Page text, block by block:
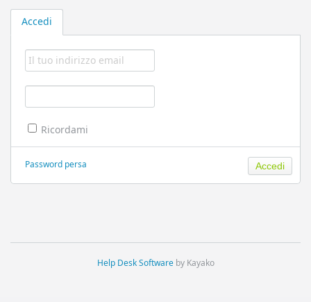
Accedi
Ricordami
Password persa
Help Desk Softwareby Kayako